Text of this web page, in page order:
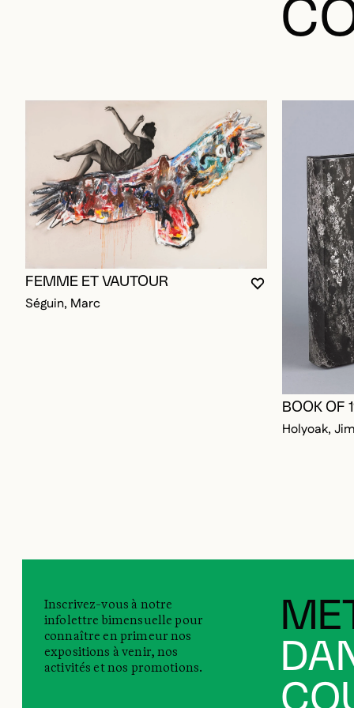
VOUS DEVEZ
FERMER LA
OUVRIR LA
FEMME ET VAUTOUR
Séguin, Marc
BOOK OF
Holyoak, Jim
Inscrivez-vous à notre
infolettre bimensuelle pour
connaître en primeur nos
expositions à venir, nos
activités et nos promotions.